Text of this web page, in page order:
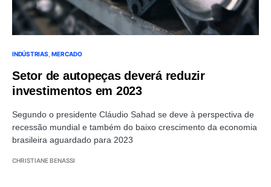
INDÚSTRIAS MERCADO
Setor de autopeças deverá reduzir
investimentos em 2023
Segundo o presidente Cláudio Sahad se deve à perspectiva de
recessão mundial e também do baixo crescimento da economia
brasileira aguardado para 2023
CHRISTIANE BENASSI